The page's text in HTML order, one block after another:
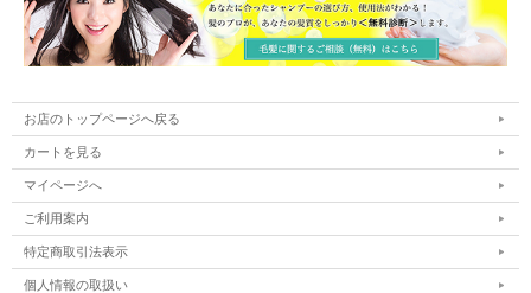
お店のトップページへ戻る
カートを見る
マイページへ
ご利用案内
特定商取引法表示
個人情報の取扱い